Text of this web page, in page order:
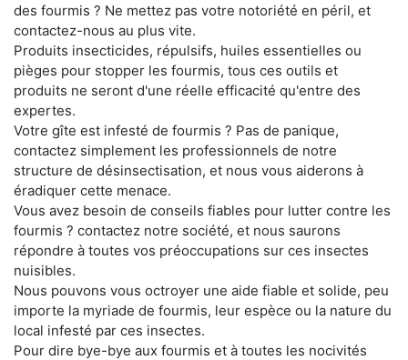
des fourmis ? Ne mettez pas votre notoriété en péril, et
contactez-nous au plus vite.
Produits insecticides, répulsifs, huiles essentielles ou
pièges pour stopper les fourmis, tous ces outils et
produits ne seront d'une réelle efficacité qu'entre des
expertes.
Votre gîte est infesté de fourmis ? Pas de panique,
contactez simplement les professionnels de notre
structure de désinsectisation, et nous vous aiderons à
éradiquer cette menace.
Vous avez besoin de conseils fiables pour lutter contre les
fourmis ? contactez notre société, et nous saurons
répondre à toutes vos préoccupations sur ces insectes
nuisibles.
Nous pouvons vous octroyer une aide fiable et solide, peu
importe la myriade de fourmis, leur espèce ou la nature du
local infesté par ces insectes.
Pour dire bye-bye aux fourmis et à toutes les nocivités